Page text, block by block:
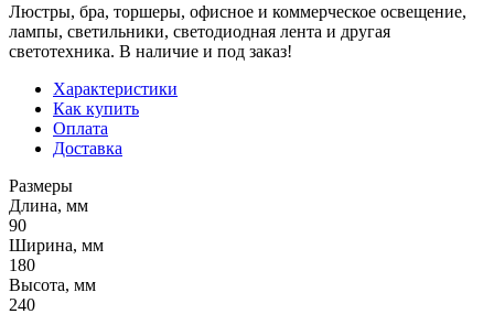
Люстры, бра, торшеры, офисное и коммерческое освещение,
лампы, светильники, светодиодная лента и другая
светотехника. В наличие и под заказ!
Характеристики
Как купить
Оплата
Доставка
Размеры
Длина, мм
90
Ширина, мм
180
Высота, мм
240